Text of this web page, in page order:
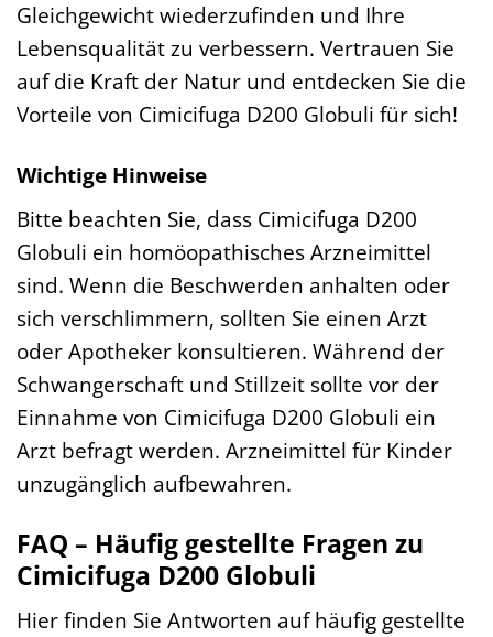
Gleichgewicht wiederzufinden und Ihre
Lebensqualität zu verbessern. Vertrauen Sie
auf die Kraft der Natur und entdecken Sie die
Vorteile von Cimicifuga D200 Globuli für sich!
Wichtige Hinweise
Bitte beachten Sie, dass Cimicifuga D200
Globuli ein homöopathisches Arzneimittel
sind. Wenn die Beschwerden anhalten oder
sich verschlimmern, sollten Sie einen Arzt
oder Apotheker konsultieren. Während der
Schwangerschaft und Stillzeit sollte vor der
Einnahme von Cimicifuga D200 Globuli ein
Arzt befragt werden. Arzneimittel für Kinder
unzugänglich aufbewahren.
FAQ – Häufig gestellte Fragen zu
Cimicifuga D200 Globuli
Hier finden Sie Antworten auf häufig gestellte